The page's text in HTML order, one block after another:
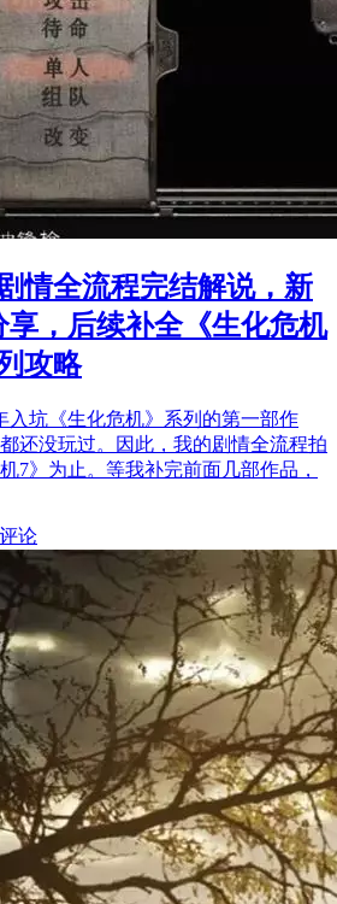
情全流程完结解说，新
，后续补全《生化危机
攻略
入坑《生化危机》系列的第一部作
还没玩过。因此，我的剧情全流程拍
7》为止。等我补完前面几部作品，
论